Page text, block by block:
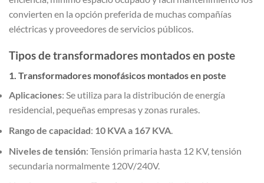
convierten en la opción preferida de muchas compañías
eléctricas y proveedores de servicios públicos.
Tipos de transformadores montados en poste
1. Transformadores monofásicos montados en poste
Aplicaciones: Se utiliza para la distribución de energía
residencial, pequeñas empresas y zonas rurales.
Rango de capacidad: 10 KVA a 167 KVA.
Niveles de tensión: Tensión primaria hasta 12 KV, tensión
secundaria normalmente 120V/240V.